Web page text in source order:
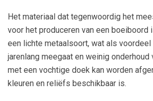
Het materiaal dat tegenwoordig het
voor het produceren van een
een lichte metaalsoort, wat als
jarenlang meegaat en weinig
met een vochtige doek kan worden
kleuren en reliëfs beschikbaar is.